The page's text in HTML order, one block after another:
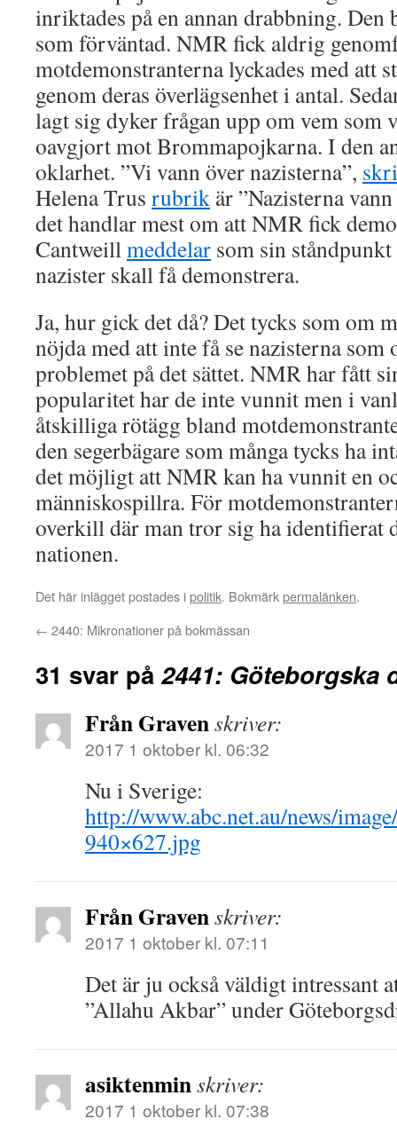
inriktades på en annan drabbning. Den
som förväntad. NMR fick aldrig
motdemonstranterna lyckades med att
genom deras överlägsenhet i antal.
lagt sig dyker frågan upp om vem som
oavgjort mot Brommapojkarna. I den
oklarhet. ”Vi vann över nazisterna”,
Helena Trus rubrik är ”Nazisterna
det handlar mest om att NMR fick
Cantweillmeddelar som sin
nazister skall få demonstrera.
Ja, hur gick det då? Det tycks som om
nöjda med att inte få se nazisterna
problemet på det sättet. NMR har fått
popularitet har de inte vunnit men i
åtskilliga rötägg bland
den segerbägare som många tycks ha
det möjligt att NMR kan ha vunnit en
människospillra. För
overkill där man tror sig ha identifierat
nationen.
Det här inlägget postades ipolitik. Bokmärkpermalänken.
← 2440: Mikronationer på bokmässan
31 svar på2441: Göteborgska
Från Gravenskriver:
2017 1 oktober kl. 06:32
Nu i Sverige:
http://www.abc.net.au/news/
940×627.jpg
Från Gravenskriver:
2017 1 oktober kl. 07:11
Det är ju också väldigt intressant
”Allahu Akbar” under
asiktenminskriver:
2017 1 oktober kl. 07:38